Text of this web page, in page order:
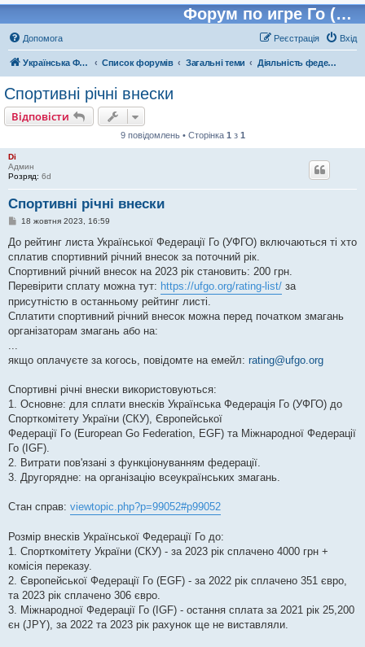
Форум по игре Го (Бадук, Вейчи)
Допомога Вхід
Реєстрація
Українська Федерація Го (УФГО) Список форумів Загальні теми Діяльність федерації
Спортивні річні внески
Відповісти
9 повідомлень • Сторінка 1 з 1
Di
Админ
Розряд: 6d
Спортивні річні внески
П
в
д
о
л
е
н
н
я
18 жовтня 2023, 16:59
До рейтинг листа Української Федерації Го (УФГО) включаються ті хто
сплатив спортивний річний внесок за поточний рік.
Спортивний річний внесок на 2023 рік становить: 200 грн.
Перевірити сплату можна тут: https://ufgo.org/rating-list/ за
присутністю в останньому рейтинг листі.
Сплатити спортивний річний внесок можна перед початком змагань
організаторам змагань або на:
...
якщо оплачуєте за когось, повідомте на емейл: rating@ufgo.org
Спортивні річні внески використовуються:
1. Основне: для сплати внесків Українська Федерація Го (УФГО) до
Спорткомітету України (СКУ), Європейської
Федерації Го (European Go Federation, EGF) та Міжнародної Федерації
Го (IGF).
2. Витрати пов'язані з функціонуванням федерації.
3. Другорядне: на організацію всеукраїнських змагань.
Стан справ: viewtopic.php?p=99052#p99052
Розмір внесків Української Федерації Го до:
1. Спорткомітету України (СКУ) - за 2023 рік сплачено 4000 грн +
комісія переказу.
2. Європейської Федерації Го (EGF) - за 2022 рік сплачено 351 євро,
та 2023 рік сплачено 306 євро.
3. Міжнародної Федерації Го (IGF) - остання сплата за 2021 рік 25,200
єн (JPY), за 2022 та 2023 рік рахунок ще не виставляли.